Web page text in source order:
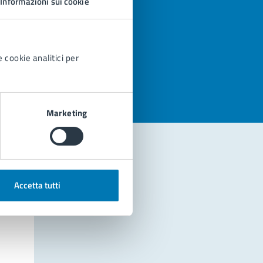
cookie analitici per
Marketing
Accetta tutti